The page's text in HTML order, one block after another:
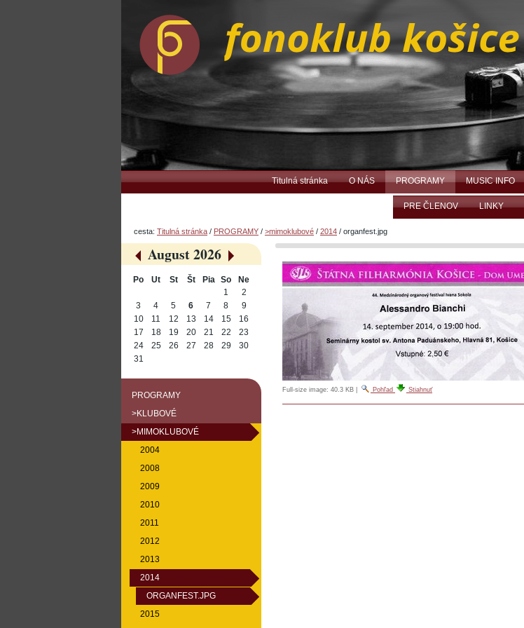
obsah.
navigáciu
Titulná stránka O NÁS PROGRAMY MUSIC INFO
PRE ČLENOV LINKY
cesta: Titulná stránka / PROGRAMY / >mimoklubové / 2014 / organfest.jpg
Full-size image: 40.3 KB Pohľad Stiahnuť
«
August 2026
»
Po Ut St Št Pia So
Ne
1
2
3
4 5 6 7 8
9
10
11 12 13 14 15
16
17
18 19 20 21 22
23
24
25 26 27 28 29
30
31
PROGRAMY
>KLUBOVÉ
>MIMOKLUBOVÉ
2004
2008
2009
2010
2011
2012
2013
2014
ORGANFEST.JPG
2015